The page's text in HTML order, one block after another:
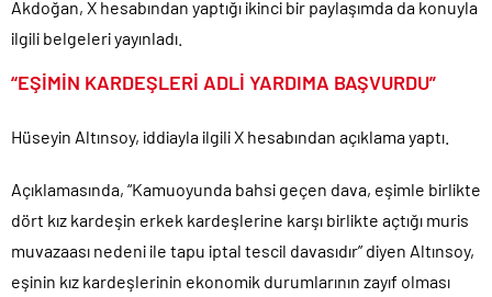
Akdoğan, X hesabından yaptığı ikinci bir paylaşımda da konuyla
ilgili belgeleri yayınladı.
“EŞİMİN KARDEŞLERİ ADLİ YARDIMA BAŞVURDU”
Hüseyin Altınsoy, iddiayla ilgili X hesabından açıklama yaptı.
Açıklamasında, “Kamuoyunda bahsi geçen dava, eşimle birlikte
dört kız kardeşin erkek kardeşlerine karşı birlikte açtığı muris
muvazaası nedeni ile tapu iptal tescil davasıdır” diyen Altınsoy,
eşinin kız kardeşlerinin ekonomik durumlarının zayıf olması